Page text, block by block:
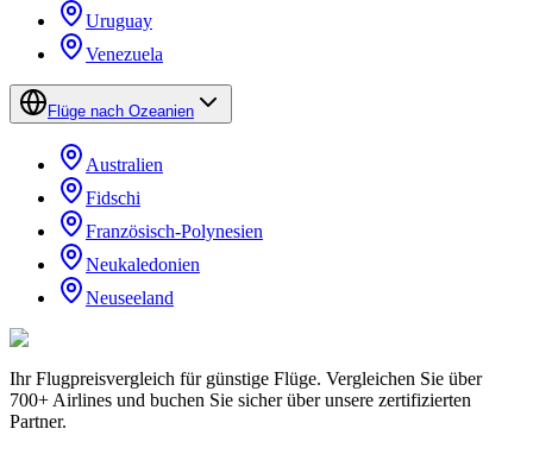
Uruguay
Venezuela
Flüge nach Ozeanien
Australien
Fidschi
Französisch-Polynesien
Neukaledonien
Neuseeland
Ihr Flugpreisvergleich für günstige Flüge. Vergleichen Sie über
700+ Airlines und buchen Sie sicher über unsere zertifizierten
Partner.